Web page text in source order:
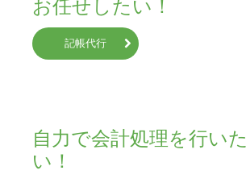
お任せしたい！
記帳代行
自力で会計処理を行いた
い！